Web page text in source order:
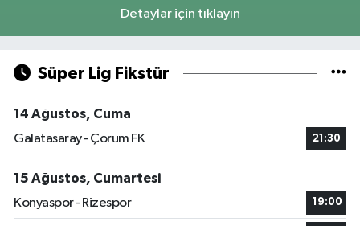
Detaylar için tıklayın
Süper Lig Fikstür
14 Ağustos, Cuma
Galatasaray - Çorum FK
21:30
15 Ağustos, Cumartesi
Konyaspor - Rizespor
19:00